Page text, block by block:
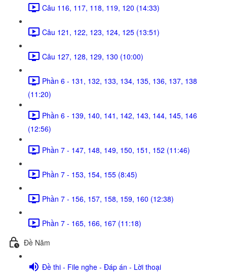
Câu 116, 117, 118, 119, 120 (14:33)
Câu 121, 122, 123, 124, 125 (13:51)
Câu 127, 128, 129, 130 (10:00)
Phần 6 - 131, 132, 133, 134, 135, 136, 137, 138
(11:20)
Phần 6 - 139, 140, 141, 142, 143, 144, 145, 146
(12:56)
Phần 7 - 147, 148, 149, 150, 151, 152 (11:46)
Phần 7 - 153, 154, 155 (8:45)
Phần 7 - 156, 157, 158, 159, 160 (12:38)
Phần 7 - 165, 166, 167 (11:18)
Đề Năm
Đề thi - File nghe - Đáp án - Lời thoại